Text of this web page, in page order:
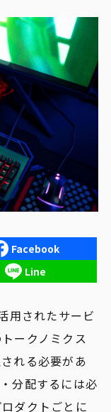
Facebook
Line
用されたサービ
ークノミクス
れる必要があ
分配するには必
ダクトごとに